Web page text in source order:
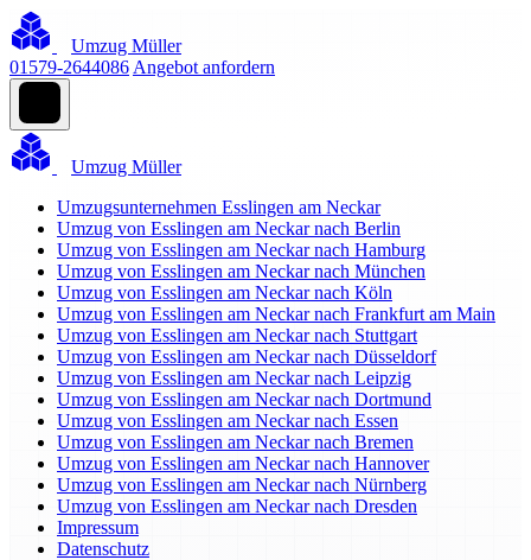
Umzug Müller
01579-2644086 Angebot anfordern
Umzug Müller
Umzugsunternehmen Esslingen am Neckar
Umzug von Esslingen am Neckar nach Berlin
Umzug von Esslingen am Neckar nach Hamburg
Umzug von Esslingen am Neckar nach München
Umzug von Esslingen am Neckar nach Köln
Umzug von Esslingen am Neckar nach Frankfurt am Main
Umzug von Esslingen am Neckar nach Stuttgart
Umzug von Esslingen am Neckar nach Düsseldorf
Umzug von Esslingen am Neckar nach Leipzig
Umzug von Esslingen am Neckar nach Dortmund
Umzug von Esslingen am Neckar nach Essen
Umzug von Esslingen am Neckar nach Bremen
Umzug von Esslingen am Neckar nach Hannover
Umzug von Esslingen am Neckar nach Nürnberg
Umzug von Esslingen am Neckar nach Dresden
Impressum
Datenschutz